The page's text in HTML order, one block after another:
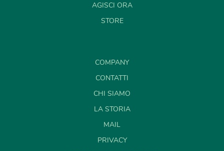
AGISCI ORA
STORE
COMPANY
CONTATTI
CHI SIAMO
LA STORIA
MAIL
PRIVACY